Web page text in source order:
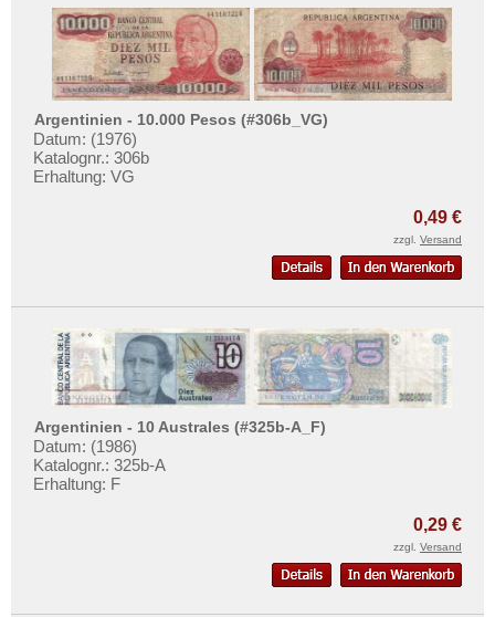
Niederländische Antillen
Ostkaribische Staaten
Paraguay
Peru
St. Kitts
Trinidad und Tobago
Uruguay
USA
Venezuela
Liefer- und Versandkosten
AGB
Impressum
Argentinien - 10.000 Pesos (#306b_VG)
Datum: (1976)
Katalognr.: 306b
Erhaltung: VG
0,49 €
zzgl. Versand
Argentinien - 10 Australes (#325b-A_F)
Datum: (1986)
Katalognr.: 325b-A
Erhaltung: F
0,29 €
zzgl. Versand